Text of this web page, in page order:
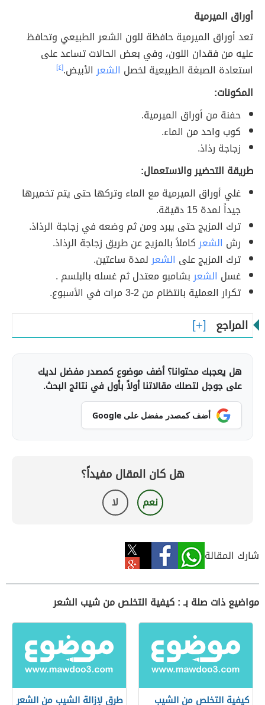
أوراق الميرمية
تعد أوراق الميرمية حافظة للون الشعر الطبيعي وتحافظ
عليه من فقدان اللون، وفي بعض الحالات تساعد على
استعادة الصبغة الطبيعية لخصل الشعرالأبيض.[٤]
المكونات:
حفنة من أوراق الميرمية.
كوب واحد من الماء.
زجاجة رذاذ.
طريقة التحضير والاستعمال:
غلي أوراق الميرمية مع الماء وتركها حتى يتم تخميرها
جيداً لمدة 15 دقيقة.
ترك المزيج حتى يبرد ومن ثم وضعه في زجاجة الرذاذ.
رش الشعركاملاً بالمزيج عن طريق زجاجة الرذاذ.
ترك المزيج على الشعرلمدة ساعتين.
غسل الشعربشامبو معتدل ثم غسله بالبلسم .
تكرار العملية بانتظام من 2-3 مرات في الأسبوع.
المراجع
هل يعجبك محتوانا؟ أضف موضوع كمصدر مفضل لديك
على جوجل لتصلك مقالاتنا أولاً بأول في نتائج البحث.
أضف كمصدر مفضل على Google
هل كان المقال مفيداً؟
نعم لا
شارك المقالة
مواضيع ذات صلة بـ : كيفية التخلص من شيب الشعر
كيفية التخلص من الشيب طرق لإزالة الشيب من الشعر